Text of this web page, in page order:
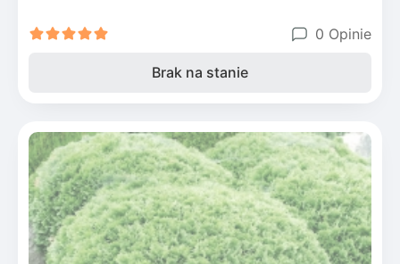
0 Opinie
Brak na stanie